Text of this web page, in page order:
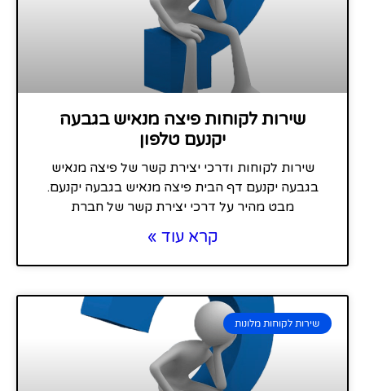
שירות לקוחות פיצה מנאיש בגבעה
יקנעם טלפון
שירות לקוחות ודרכי יצירת קשר של פיצה מנאיש
בגבעה יקנעם דף הבית פיצה מנאיש בגבעה יקנעם.
מבט מהיר על דרכי יצירת קשר של חברת
קרא עוד »
שירות לקוחות מלונות